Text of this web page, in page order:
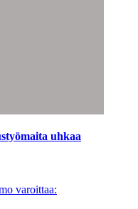
uhkaa
varoittaa: